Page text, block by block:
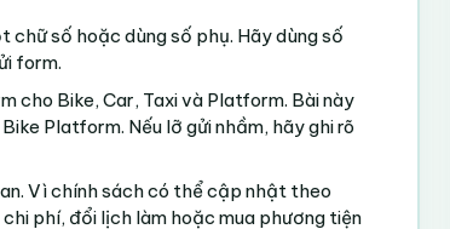
chữ số hoặc dùng số phụ. Hãy dùng số
form.
cho Bike, Car, Taxi và Platform. Bài này
Platform. Nếu lỡ gửi nhầm, hãy ghi rõ
Vì chính sách có thể cập nhật theo
phí, đổi lịch làm hoặc mua phương tiện